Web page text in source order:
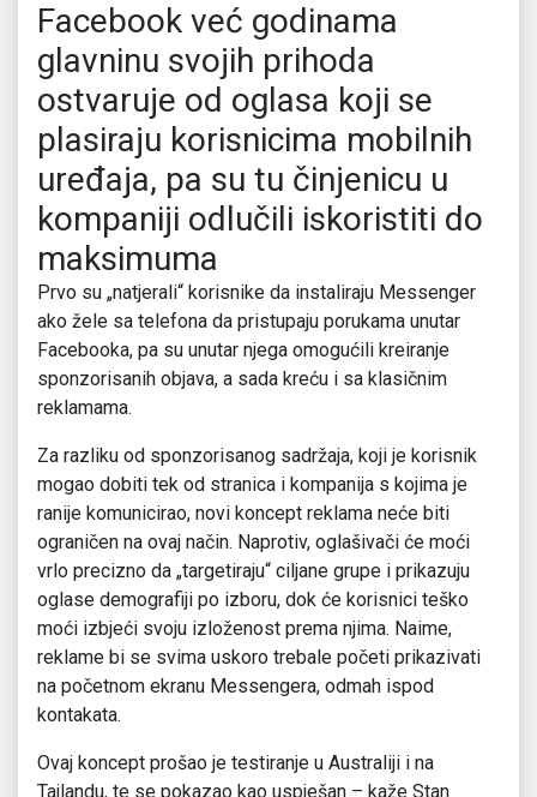
Facebook već godinama
glavninu svojih prihoda
ostvaruje od oglasa koji se
plasiraju korisnicima mobilnih
uređaja, pa su tu činjenicu u
kompaniji odlučili iskoristiti do
maksimuma
Prvo su „natjerali“ korisnike da instaliraju Messenger
ako žele sa telefona da pristupaju porukama unutar
Facebooka, pa su unutar njega omogućili kreiranje
sponzorisanih objava, a sada kreću i sa klasičnim
reklamama.
Za razliku od sponzorisanog sadržaja, koji je korisnik
mogao dobiti tek od stranica i kompanija s kojima je
ranije komunicirao, novi koncept reklama neće biti
ograničen na ovaj način. Naprotiv, oglašivači će moći
vrlo precizno da „targetiraju“ ciljane grupe i prikazuju
oglase demografiji po izboru, dok će korisnici teško
moći izbjeći svoju izloženost prema njima. Naime,
reklame bi se svima uskoro trebale početi prikazivati
na početnom ekranu Messengera, odmah ispod
kontakata.
Ovaj koncept prošao je testiranje u Australiji i na
Tajlandu, te se pokazao kao uspješan – kaže Stan